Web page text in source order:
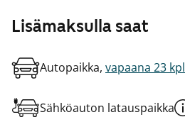
Lisämaksulla saat
Autopaikka, vapaana 23 kpl
Sähköauton latauspaikka